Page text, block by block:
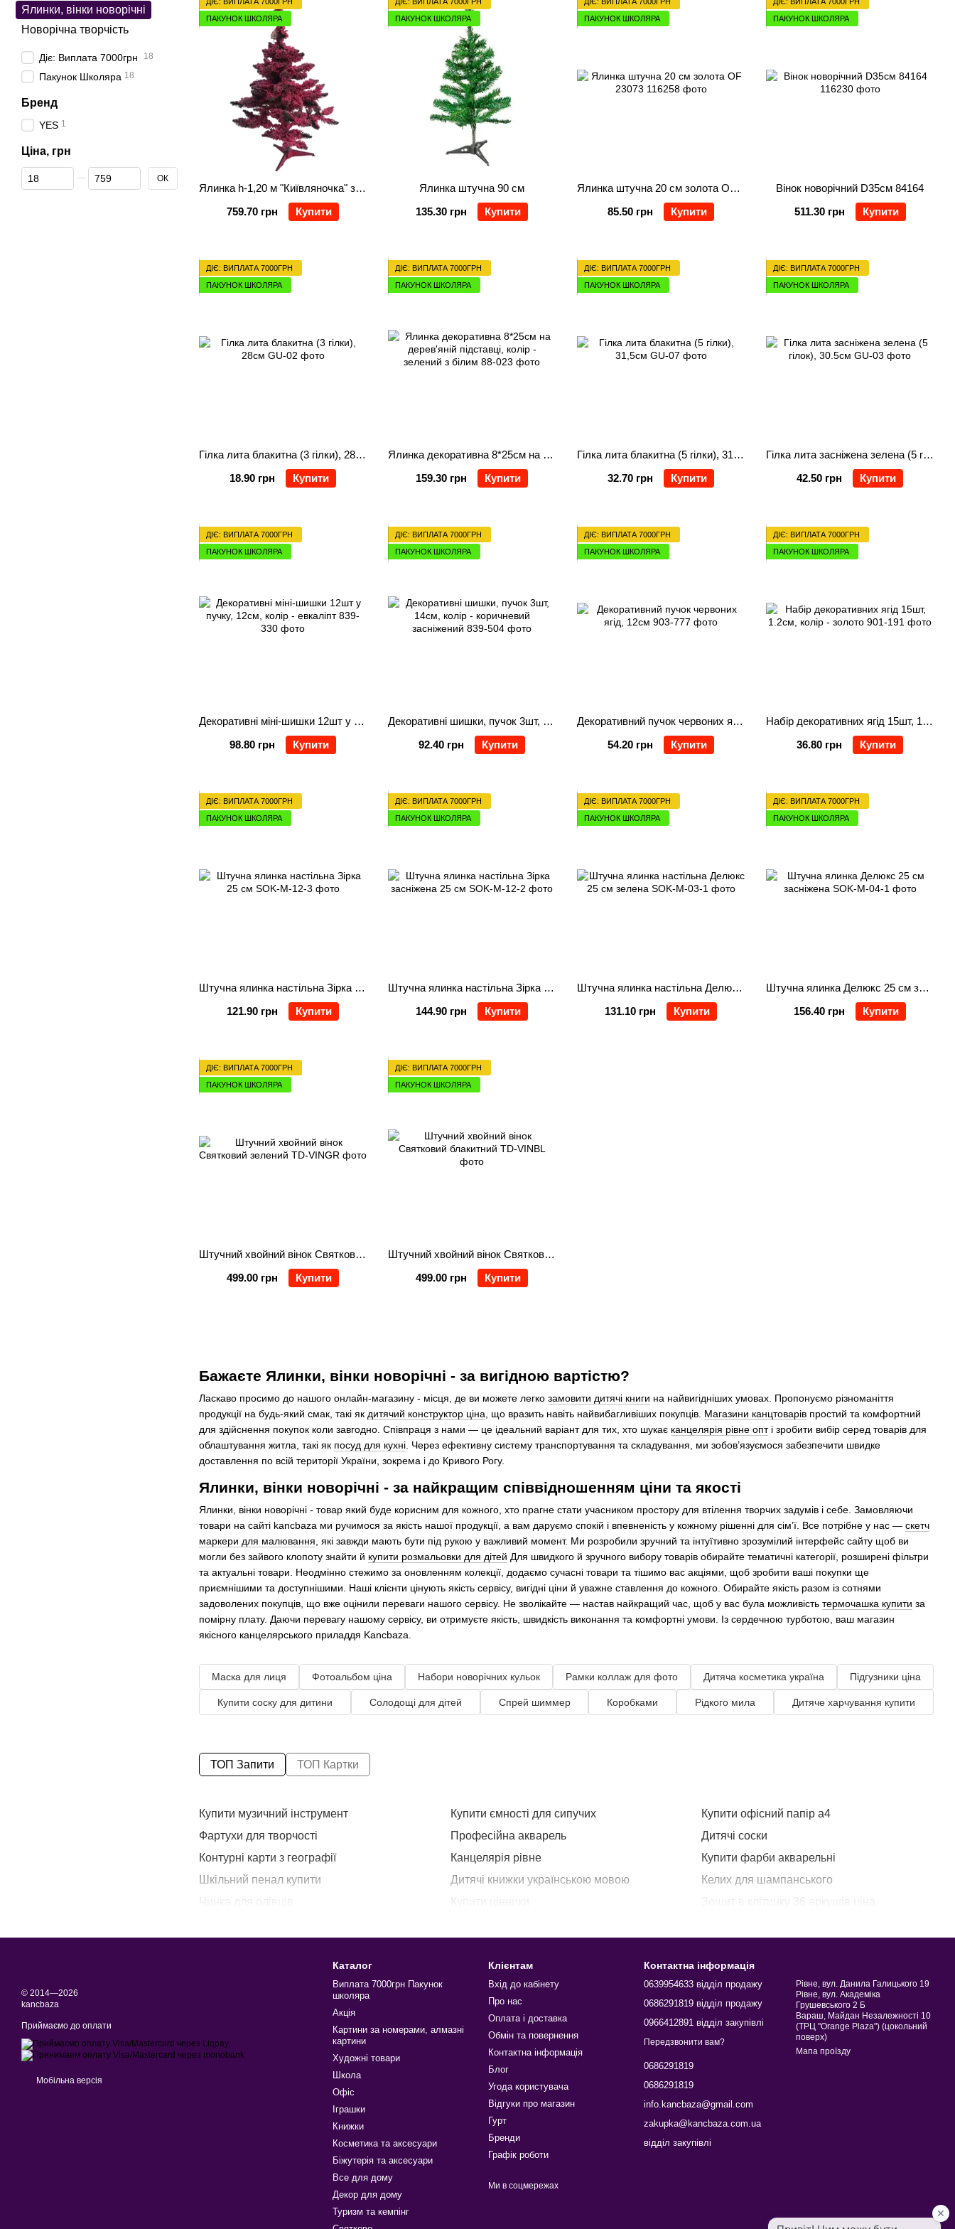
Бажаєте Ялинки, вінки новорічні - за вигідною вартістю?
Ласкаво просимо до нашого онлайн-магазину - місця, де ви можете легко замовити дитячі книги на найвигідніших умовах. Пропонуємо різноманіття
продукції на будь-який смак, такі як дитячий конструктор ціна , що вразить навіть найвибагливіших покупців. Магазини канцтоварів простий та комфортний
для здійснення покупок коли завгодно. Співпраця з нами — це ідеальний варіант для тих, хто шукає канцелярія рівне опті зробити вибір серед товарів для
облаштування житла, такі як посуд для кухні . Через ефективну систему транспортування та складування, ми зобов’язуємося забезпечити швидке
доставлення по всій території України, зокрема і до Кривого Рогу.
Ялинки, вінки новорічні - за найкращим співвідношенням ціни та якості
Ялинки, вінки новорічні - товар який буде корисним для кожного, хто прагне стати учасником простору для втілення творчих задумів і себе. Замовляючи
товари на сайті kancbaza ми ручимося за якість нашої продукції, а вам даруємо спокій і впевненість у кожному рішенні для сім’ї. Все потрібне у нас — скетч
маркери для малювання , які завжди мають бути під рукою у важливий момент. Ми розробили зручний та інтуїтивно зрозумілий інтерфейс сайту щоб ви
могли без зайвого клопоту знайти й купити розмальовки для дітей Для швидкого й зручного вибору товарів обирайте тематичні категорії, розширені фільтри
та актуальні товари. Неодмінно стежимо за оновленням колекції, додаємо сучасні товари та тішимо вас акціями, щоб зробити ваші покупки ще
приємнішими та доступнішими. Наші клієнти цінують якість сервісу, вигідні ціни й уважне ставлення до кожного. Обирайте якість разом із сотнями
задоволених покупців, що вже оцінили переваги нашого сервісу. Не зволікайте — настав найкращий час, щоб у вас була можливість термочашка купити за
помірну плату. Даючи перевагу нашому сервісу, ви отримуєте якість, швидкість виконання та комфортні умови. Із сердечною турботою, ваш магазин
якісного канцелярського приладдя Kancbaza.
Маска для лиця Фотоальбом ціна Набори новорічних кульок Рамки коллаж для фото Дитяча косметика україна Підгузники ціна
Купити соску для дитини Солодощі для дітей Спрей шиммер Коробками Рідкого мила Дитяче харчування купити
ТОП Запити ТОП Картки
Купити музичний інструмент Купити ємності для сипучих
Купити офісний папір а4
Фартухи для творчості
Професійна акварель
Дитячі соски
Контурні карти з географії
Канцелярія рівне
Купити фарби акварельні
Шкільний пенал купити
Дитячі книжки українською мовою
Келих для шампанського
Купити дитячий косметичний набір
Новорічні кулі на ялинку Купити столовий посуд
ПАКУНОК ШКОЛЯРА
Ялинка h-1,20 м "Київляночка" засніжена кол. снігом
759.70 грн
Купити
ПАКУНОК ШКОЛЯРА
Ялинка штучна 90 см
135.30 грн
Купити
ПАКУНОК ШКОЛЯРА
Ялинка штучна 20 см золота OF 23073
85.50 грн
Купити
ПАКУНОК ШКОЛЯРА
Вінок новорічний D35см 84164
511.30 грн
Купити
ДІЄ: ВИПЛАТА 7000ГРН
ПАКУНОК ШКОЛЯРА
Гілка лита блакитна (3 гілки), 28см
18.90 грн
Купити
ДІЄ: ВИПЛАТА 7000ГРН
ПАКУНОК ШКОЛЯРА
Ялинка декоративна 8*25см на дерев'яній підставці, колір - зелений з білим
159.30 грн
Купити
ДІЄ: ВИПЛАТА 7000ГРН
ПАКУНОК ШКОЛЯРА
Гілка лита блакитна (5 гілки), 31,5см
32.70 грн
Купити
ДІЄ: ВИПЛАТА 7000ГРН
ПАКУНОК ШКОЛЯРА
Гілка лита засніжена зелена (5 гілок), 30.5см
42.50 грн
Купити
ДІЄ: ВИПЛАТА 7000ГРН
ПАКУНОК ШКОЛЯРА
Декоративні міні-шишки 12шт у пучку, 12см, колір - евкаліпт
98.80 грн
Купити
ДІЄ: ВИПЛАТА 7000ГРН
ПАКУНОК ШКОЛЯРА
Декоративні шишки, пучок 3шт, 14см, колір - коричневий засніжений
92.40 грн
Купити
ДІЄ: ВИПЛАТА 7000ГРН
ПАКУНОК ШКОЛЯРА
Декоративний пучок червоних ягід, 12см
54.20 грн
Купити
ДІЄ: ВИПЛАТА 7000ГРН
ПАКУНОК ШКОЛЯРА
Набір декоративних ягід 15шт, 1.2см, колір - золото
36.80 грн
Купити
ДІЄ: ВИПЛАТА 7000ГРН
ПАКУНОК ШКОЛЯРА
Штучна ялинка настільна Зірка 25 см
121.90 грн
Купити
ДІЄ: ВИПЛАТА 7000ГРН
ПАКУНОК ШКОЛЯРА
Штучна ялинка настільна Зірка засніжена 25 см
144.90 грн
Купити
ДІЄ: ВИПЛАТА 7000ГРН
ПАКУНОК ШКОЛЯРА
Штучна ялинка настільна Делюкс 25 см зелена
131.10 грн
Купити
ДІЄ: ВИПЛАТА 7000ГРН
ПАКУНОК ШКОЛЯРА
Штучна ялинка Делюкс 25 см засніжена
156.40 грн
Купити
ДІЄ: ВИПЛАТА 7000ГРН
ПАКУНОК ШКОЛЯРА
Штучний хвойний вінок Святковий зелений
499.00 грн
Купити
ДІЄ: ВИПЛАТА 7000ГРН
ПАКУНОК ШКОЛЯРА
Штучний хвойний вінок Святковий блакитний
499.00 грн
Купити
Ялинки, вінки новорічні
Новорічна творчість
Діє: Виплата 7000грн 18
Пакунок Школяра 18
Бренд
YES 1
Ціна, грн
Від Ціна, грн
До Ціна, грн ОК
© 2014—2026
kancbaza
Приймаємо до оплати
Мобільна версія
Каталог
Виплата 7000грн Пакунок
школяра
Акція
Картини за номерами, алмазні
картини
Художні товари
Школа
Офіс
Іграшки
Книжки
Косметика та аксесуари
Біжутерія та аксесуари
Все для дому
Декор для дому
Туризм та кемпінг
Клієнтам
Вхід до кабінету
Про нас
Оплата і доставка
Обмін та повернення
Контактна інформація
Блог
Угода користувача
Відгуки про магазин
Гурт
Бренди
Графік роботи
Ми в соцмережах
Контактна інформація
0639954633 відділ продажу
0686291819 відділ продажу
0966412891 відділ закупівлі
Передзвонити вам?
0686291819
0686291819
info.kancbaza@gmail.com
zakupka@kancbaza.com.ua
відділ закупівлі
Рівне, вул. Данила Галицького 19
Рівне, вул. Академіка
Грушевського 2 Б
Вараш, Майдан Незалежності 10
(ТРЦ "Orange Plaza") (цокольний
поверх)
Мапа проїзду